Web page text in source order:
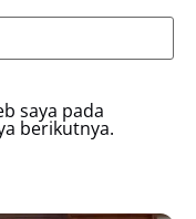
saya pada
berikutnya.